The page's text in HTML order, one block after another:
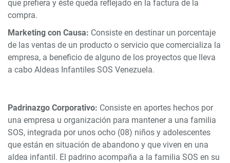
que prefiera y éste queda reflejado en la factura de la
compra.
Marketing con Causa: Consiste en destinar un porcentaje
de las ventas de un producto o servicio que comercializa la
empresa, a beneficio de alguno de los proyectos que lleva
a cabo Aldeas Infantiles SOS Venezuela.
Padrinazgo Corporativo: Consiste en aportes hechos por
una empresa u organización para mantener a una familia
SOS, integrada por unos ocho (08) niños y adolescentes
que están en situación de abandono y que viven en una
aldea infantil. El padrino acompaña a la familia SOS en su